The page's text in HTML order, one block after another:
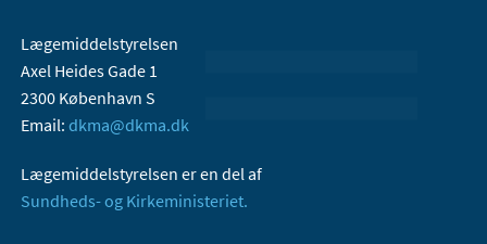
Lægemiddelstyrelsen
Axel Heides Gade 1
2300 København S
Email: dkma@dkma.dk
Lægemiddelstyrelsen er en del af
Sundheds- og Kirkeministeriet.